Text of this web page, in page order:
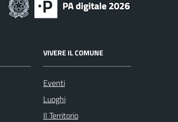
VIVERE IL COMUNE
Eventi
Luoghi
Il Territorio